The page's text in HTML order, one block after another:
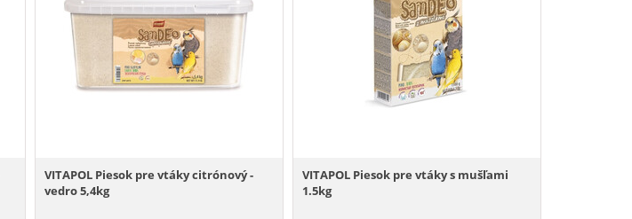
VITAPOL Piesok pre vtáky citrónový -
vedro 5,4kg
VITAPOL Piesok pre vtáky s mušľami
1.5kg